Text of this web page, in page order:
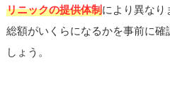
リニックの提供体制により異なり
総額がいくらになるかを事前に
しょう。